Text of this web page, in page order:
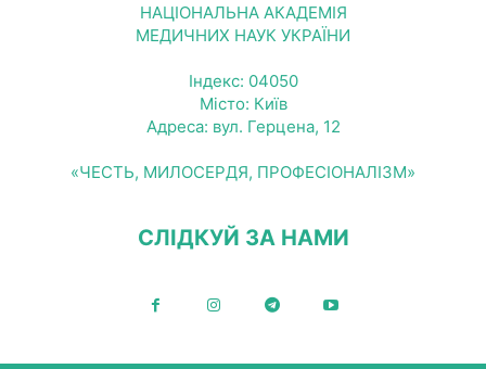
НАЦІОНАЛЬНА АКАДЕМІЯ
МЕДИЧНИХ НАУК УКРАЇНИ
Індекс: 04050
Місто: Київ
Адреса: вул. Герцена, 12
«ЧЕСТЬ, МИЛОСЕРДЯ, ПРОФЕСІОНАЛІЗМ»
СЛІДКУЙ ЗА НАМИ